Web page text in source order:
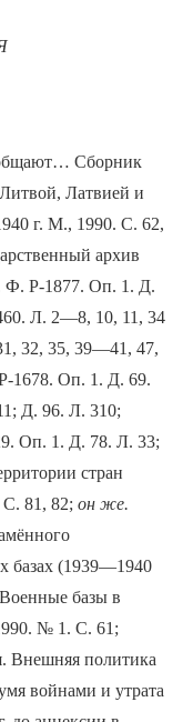
Сборник
Латвией и
г. М., 1990. С. 62,
архив
Ф. Р-1877. Оп. 1. Д.
Л. 2—8, 10, 11, 34
32, 35, 39—41, 47,
1678. Оп. 1. Д. 69.
Д. 96. Л. 310;
Оп. 1. Д. 78. Л. 33;
стран
81, 82; он же.
базах (1939—1940
Военные базы в
№ 1. С. 61;
Внешняя политика
войнами и утрата